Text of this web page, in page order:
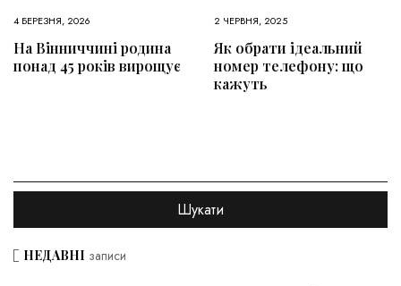
4 БЕРЕЗНЯ, 2026
На Вінниччині родина
понад 45 років вирощує
2 ЧЕРВНЯ, 2025
Як обрати ідеальний
номер телефону: що
кажуть
НЕДАВНІ записи